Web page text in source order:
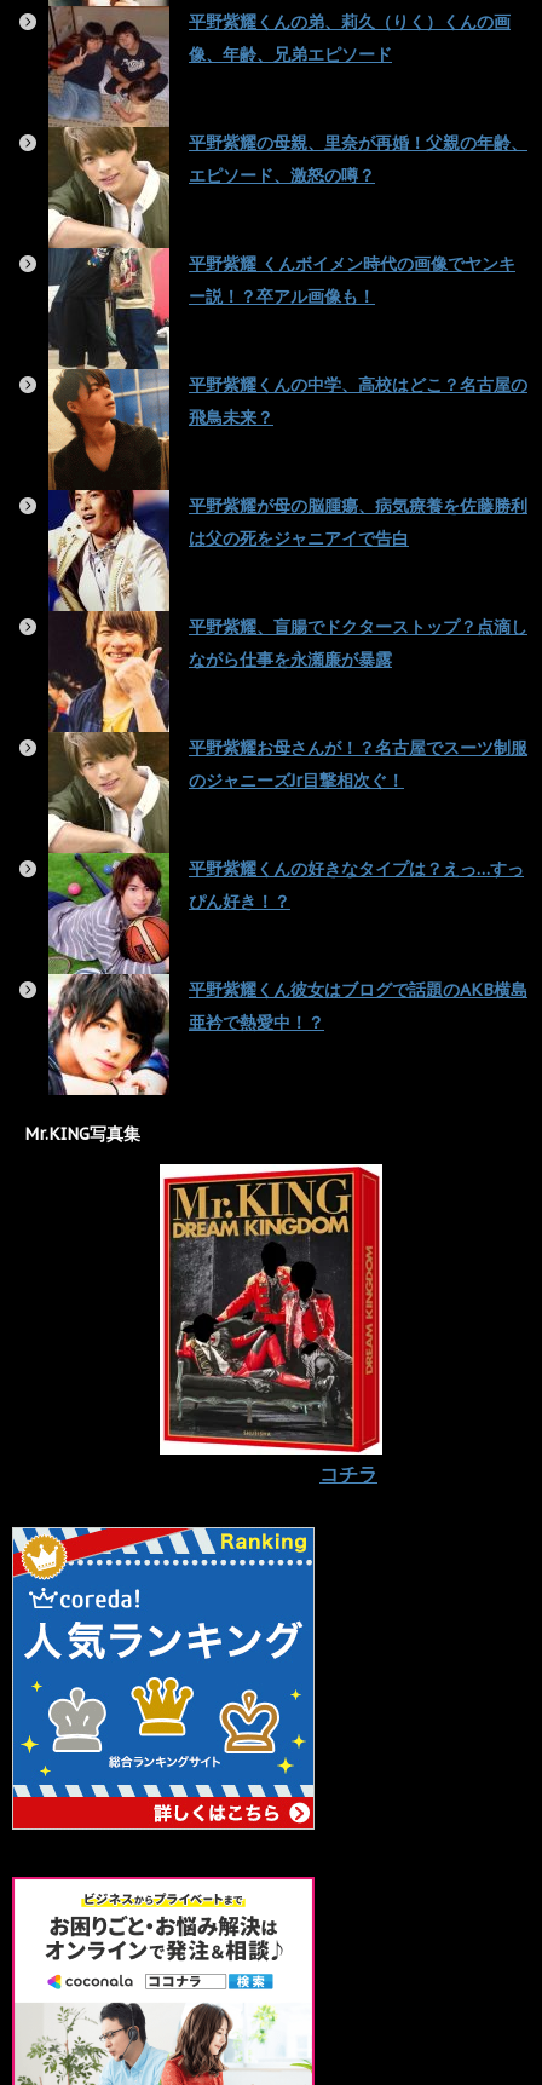
平野紫耀くんの弟、莉久（りく）くんの画
像、年齢、兄弟エピソード
平野紫耀の母親、里奈が再婚！父親の年齢、
エピソード、激怒の噂？
平野紫耀 くんボイメン時代の画像でヤンキ
ー説！？卒アル画像も！
平野紫耀くんの中学、高校はどこ？名古屋の
飛鳥未来？
平野紫耀が母の脳腫瘍、病気療養を佐藤勝利
は父の死をジャニアイで告白
平野紫耀、盲腸でドクターストップ？点滴し
ながら仕事を永瀬廉が暴露
平野紫耀お母さんが！？名古屋でスーツ制服
のジャニーズJr目撃相次ぐ！
平野紫耀くんの好きなタイプは？えっ…すっ
ぴん好き！？
平野紫耀くん彼女はブログで話題のAKB横島
亜衿で熱愛中！？
Mr.KING写真集
コチラ